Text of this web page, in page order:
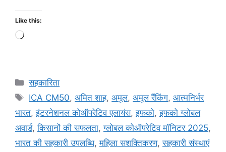
Like this:
सहकारिता
ICA CM50,अमित शाह,अमूल,अमूल रैंकिंग,आत्मनिर्भर
भारत,इंटरनेशनल कोऑपरेटिव एलायंस,इफको,इफको ग्लोबल
अवार्ड,किसानों की सफलता,ग्लोबल कोऑपरेटिव मॉनिटर 2025,
भारत की सहकारी उपलब्धि,महिला सशक्तिकरण,सहकारी संस्थाएं